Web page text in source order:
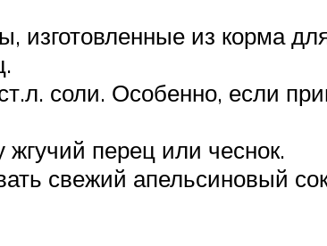
изготовленные из корма
соли. Особенно, если
перец или чеснок.
свежий апельсиновый